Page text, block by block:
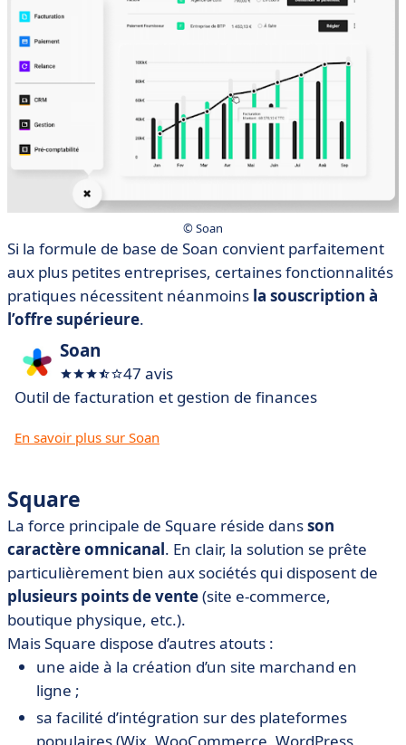
© Soan
Si la formule de base de Soan convient parfaitement
aux plus petites entreprises, certaines fonctionnalités
pratiques nécessitent néanmoins la souscription à
l’offre supérieure.
Soan
47 avis
Outil de facturation et gestion de finances
En savoir plus sur Soan
Square
La force principale de Square réside dansson
caractère omnicanal. En clair, la solution se prête
particulièrement bien aux sociétés qui disposent de
plusieurs points de vente(site e-commerce,
boutique physique, etc.).
Mais Square dispose d’autres atouts :
une aide à la création d’un site marchand en
ligne ;
sa facilité d’intégration sur des plateformes